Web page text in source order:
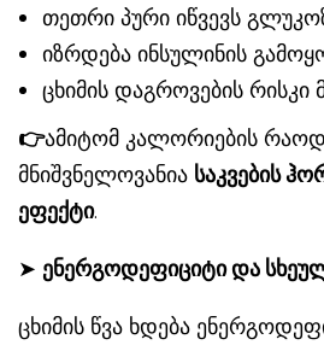
თეთრი პური იწვევს
იზრდება ინსულინის
ცხიმის დაგროვების
👉ამიტომ კალორიების
მნიშვნელოვანია საკვების
ეფექტი.
➤ ენერგოდეფიციტი და
ცხიმის წვა ხდება